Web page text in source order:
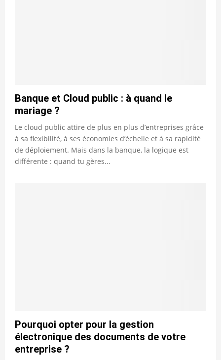
Banque et Cloud public : à quand le
mariage ?
Le cloud public attire de plus en plus d’entreprises grâce
à sa flexibilité, à ses économies d’échelle et à sa rapidité
de déploiement. Mais dans la banque, la logique est
différente : quand tu gères...
Pourquoi opter pour la gestion
électronique des documents de votre
entreprise ?